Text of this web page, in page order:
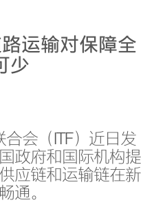
运输对保障全
少
会（ITF）近日发
政府和国际机构提
应链和运输链在新
通。